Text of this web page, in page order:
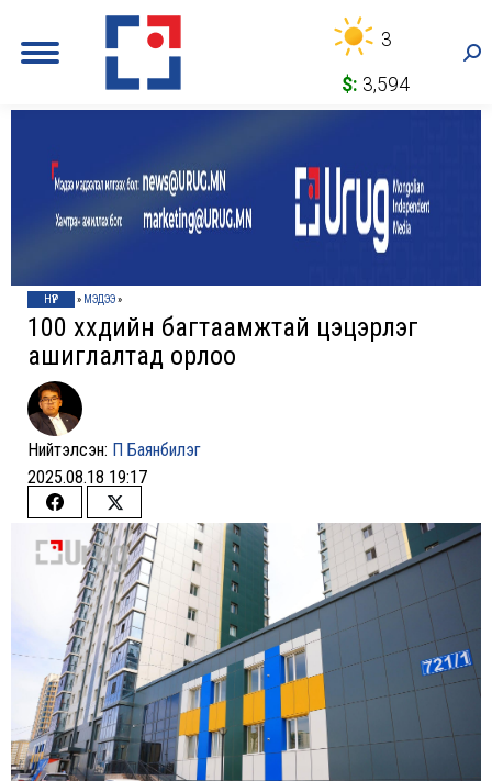
3
$: 3,594
НҮҮР » МЭДЭЭ»
100 хүүхдийн багтаамжтай цэцэрлэг
ашиглалтад орлоо
Нийтэлсэн: П Баянбилэг
2025.08.18 19:17
Share
on
Facebook
Share
on
Twitter